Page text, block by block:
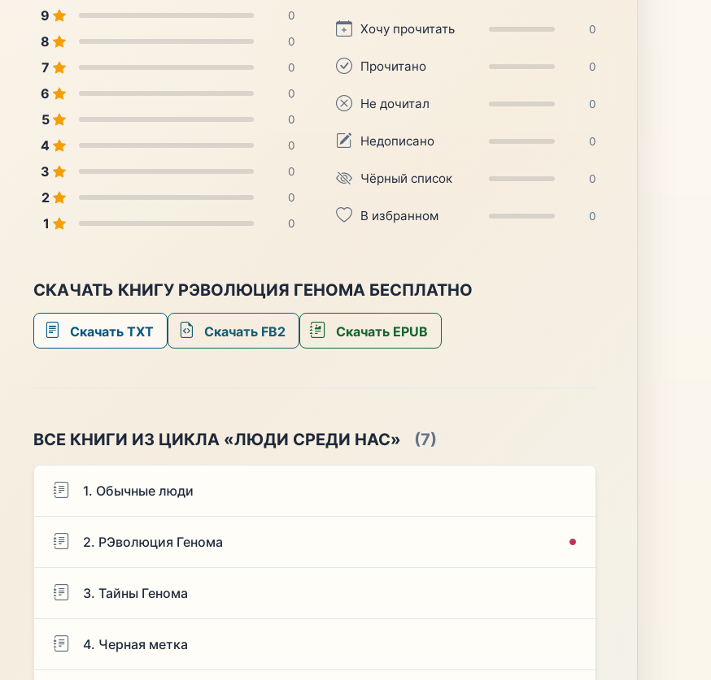
9 0
8 0
7 0
6 0
5 0
4 0
3 0
2 0
1 0
Хочу прочитать 0
Прочитано 0
Не дочитал 0
Недописано 0
Чёрный список 0
В избранном 0
СКАЧАТЬ КНИГУ РЭВОЛЮЦИЯ ГЕНОМА БЕСПЛАТНО
Скачать TXT Скачать FB2 Скачать EPUB
ВСЕ КНИГИ ИЗ ЦИКЛА «ЛЮДИ СРЕДИ НАС» (7)
1. Обычные люди
2. РЭволюция Генома
3. Тайны Генома
4. Черная метка